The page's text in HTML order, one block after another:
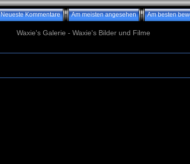
Neueste Kommentare Am meisten angesehen Am besten
Waxie's Galerie - Waxie's Bilder und Filme